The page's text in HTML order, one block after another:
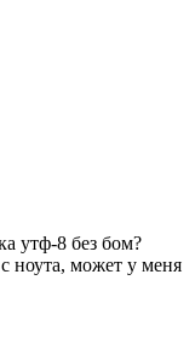
утф-8 без бом?
ноута, может у меня